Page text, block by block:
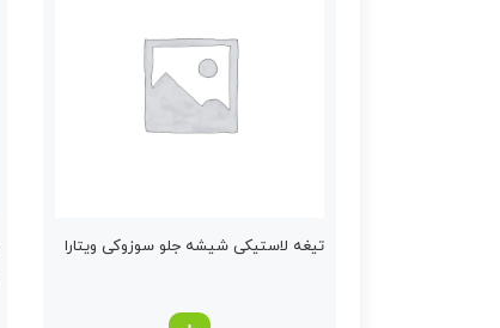
تیغه لاستیكی شیشه جلو سوزوکی ویتارا